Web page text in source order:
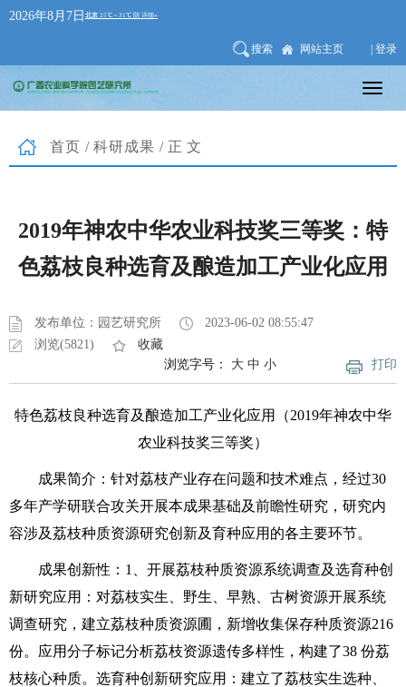
2026年8月7日
搜索 网站主页 | 登录
首页 / 科研成果 /正文
2019年神农中华农业科技奖三等奖：特
色荔枝良种选育及酿造加工产业化应用
发布单位：园艺研究所
2023-06-02 08:55:47
浏览(5821)
收藏
打印
浏览字号： 大 中 小
特色荔枝良种选育及酿造加工产业化应用（2019年神农中华
农业科技奖三等奖）
成果简介：针对荔枝产业存在问题和技术难点，经过30
多年产学研联合攻关开展本成果基础及前瞻性研究，研究内
容涉及荔枝种质资源研究创新及育种应用的各主要环节。
成果创新性：1、开展荔枝种质资源系统调查及选育种创
新研究应用：对荔枝实生、野生、早熟、古树资源开展系统
调查研究，建立荔枝种质资源圃，新增收集保存种质资源216
份。应用分子标记分析荔枝资源遗传多样性，构建了38 份荔
枝核心种质。选育种创新研究应用：建立了荔枝实生选种、